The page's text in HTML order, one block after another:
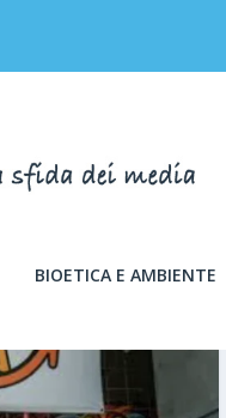
BIOETICA E AMBIENTE